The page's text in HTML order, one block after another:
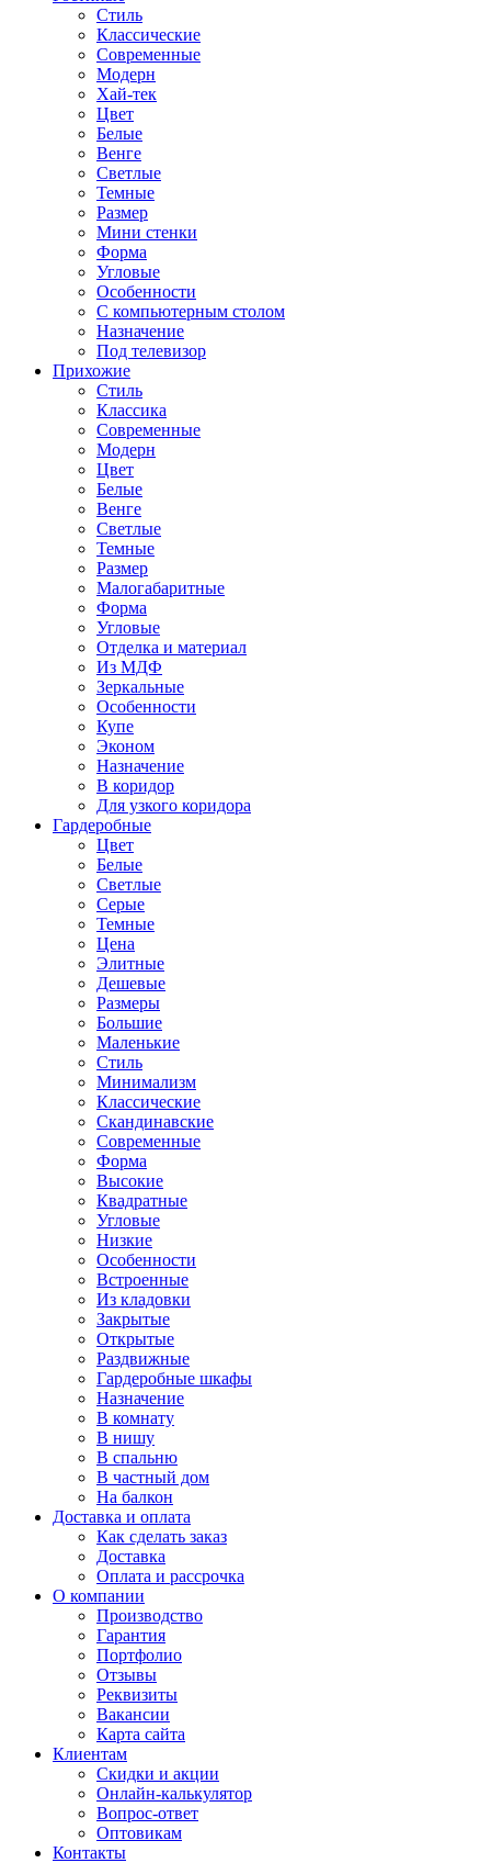
Стиль
Классические
Современные
Модерн
Хай-тек
Цвет
Белые
Венге
Светлые
Темные
Размер
Мини стенки
Форма
Угловые
Особенности
С компьютерным столом
Назначение
Под телевизор
Прихожие
Стиль
Классика
Современные
Модерн
Цвет
Белые
Венге
Светлые
Темные
Размер
Малогабаритные
Форма
Угловые
Отделка и материал
Из МДФ
Зеркальные
Особенности
Купе
Эконом
Назначение
В коридор
Для узкого коридора
Гардеробные
Цвет
Белые
Светлые
Серые
Темные
Цена
Элитные
Дешевые
Размеры
Большие
Маленькие
Стиль
Минимализм
Классические
Скандинавские
Современные
Форма
Высокие
Квадратные
Угловые
Низкие
Особенности
Встроенные
Из кладовки
Закрытые
Открытые
Раздвижные
Гардеробные шкафы
Назначение
В комнату
В нишу
В спальню
В частный дом
На балкон
Доставка и оплата
Как сделать заказ
Доставка
Оплата и рассрочка
О компании
Производство
Гарантия
Портфолио
Отзывы
Реквизиты
Вакансии
Карта сайта
Клиентам
Скидки и акции
Онлайн-калькулятор
Вопрос-ответ
Оптовикам
Контакты